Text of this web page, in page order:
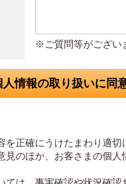
※ご質問等がござい
正確にうけたまわり適
見のほか、お客さまの個